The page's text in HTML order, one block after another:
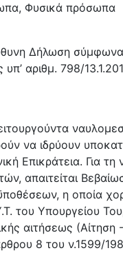
Φυσικά πρόσωπα
Δήλωση
υπ’ αριθμ. 798/
να ιδρύουν
Επικράτεια. Για τη
απαιτείται
η οποία
του Υπουργείου
αιτήσεως
8 του ν.1599/